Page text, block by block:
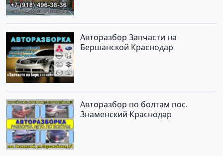
Авторазбор Запчасти на
Бершанской Краснодар
Авторазбор по болтам пос.
Знаменский Краснодар